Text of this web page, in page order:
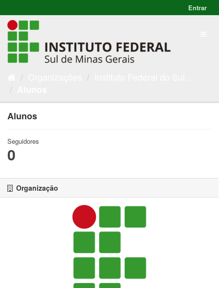
Entrar
Alunos
Seguidores
0
Organização